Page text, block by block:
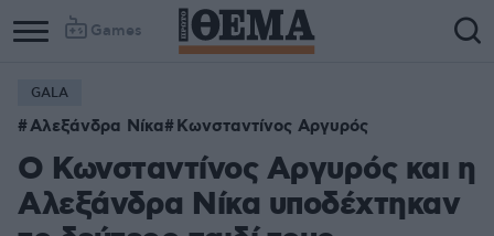
Games
GALA
Αλεξάνδρα Νίκα Κωνσταντίνος Αργυρός
Ο Κωνσταντίνος Αργυρός και η
Αλεξάνδρα Νίκα υποδέχτηκαν